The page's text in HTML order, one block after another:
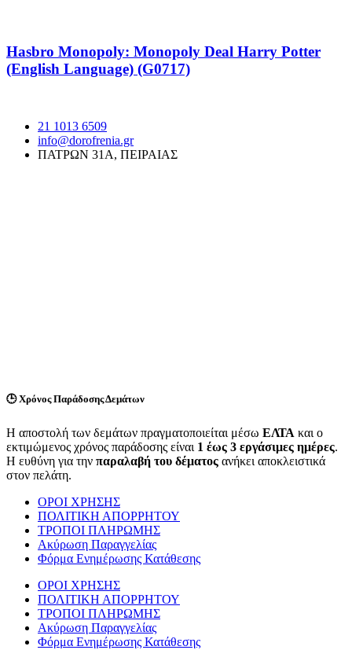
Hasbro Monopoly: Monopoly Deal Harry Potter
(English Language) (G0717)
21 1013 6509
info@dorofrenia.gr
ΠΑΤΡΩΝ 31Α, ΠΕΙΡΑΙΑΣ
🕒Χρόνος Παράδοσης Δεμάτων
Η αποστολή των δεμάτων πραγματοποιείται μέσω ΕΛΤΑ και ο
εκτιμώμενος χρόνος παράδοσης είναι 1 έως 3 εργάσιμες ημέρες.
Η ευθύνη για την παραλαβή του δέματος ανήκει αποκλειστικά
στον πελάτη.
ΟΡΟΙ ΧΡΗΣΗΣ
ΠΟΛΙΤΙΚΗ ΑΠΟΡΡΗΤΟΥ
ΤΡΟΠΟΙ ΠΛΗΡΩΜΗΣ
Ακύρωση Παραγγελίας
Φόρμα Ενημέρωσης Κατάθεσης
ΟΡΟΙ ΧΡΗΣΗΣ
ΠΟΛΙΤΙΚΗ ΑΠΟΡΡΗΤΟΥ
ΤΡΟΠΟΙ ΠΛΗΡΩΜΗΣ
Ακύρωση Παραγγελίας
Φόρμα Ενημέρωσης Κατάθεσης